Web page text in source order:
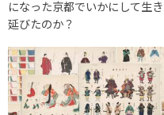
になった京都でいかにして生き
延びたのか？